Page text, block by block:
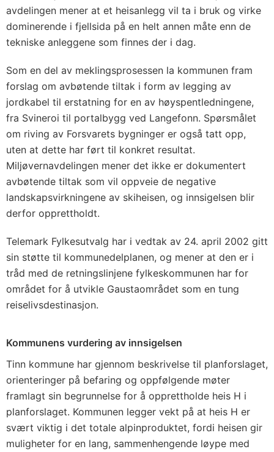
avdelingen mener at et heisanlegg vil ta i bruk og virke
dominerende i fjellsida på en helt annen måte enn de
tekniske anleggene som finnes der i dag.
Som en del av meklingsprosessen la kommunen fram
forslag om avbøtende tiltak i form av legging av
jordkabel til erstatning for en av høyspentledningene,
fra Svineroi til portalbygg ved Langefonn. Spørsmålet
om riving av Forsvarets bygninger er også tatt opp,
uten at dette har ført til konkret resultat.
Miljøvernavdelingen mener det ikke er dokumentert
avbøtende tiltak som vil oppveie de negative
landskapsvirkningene av skiheisen, og innsigelsen blir
derfor opprettholdt.
Telemark Fylkesutvalg har i vedtak av 24. april 2002 gitt
sin støtte til kommunedelplanen, og mener at den er i
tråd med de retningslinjene fylkeskommunen har for
området for å utvikle Gaustaområdet som en tung
reiselivsdestinasjon.
Kommunens vurdering av innsigelsen
Tinn kommune har gjennom beskrivelse til planforslaget,
orienteringer på befaring og oppfølgende møter
framlagt sin begrunnelse for å opprettholde heis H i
planforslaget. Kommunen legger vekt på at heis H er
svært viktig i det totale alpinproduktet, fordi heisen gir
muligheter for en lang, sammenhengende løype med